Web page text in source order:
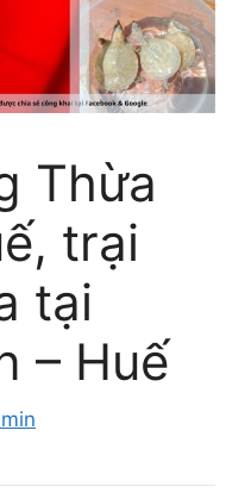
Thừa
trại
tại
– Huế